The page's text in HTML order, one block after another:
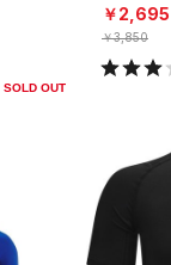
SOLD OUT
￥2,695
￥3,850